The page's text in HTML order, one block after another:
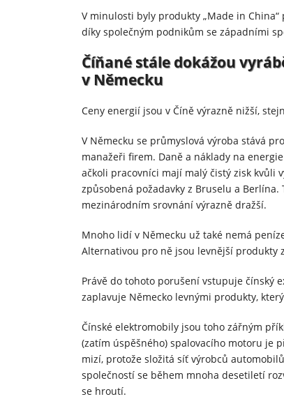
V minulosti byly produkty „Made in
díky společným podnikům se západními
Číňané stále dokážou
v Německu
Ceny energií jsou v Číně výrazně nižší,
V Německu se průmyslová výroba stává
manažeři firem. Daně a náklady na
ačkoli pracovníci mají malý čistý zisk kvůli
způsobená požadavky z Bruselu a Berlína.
mezinárodním srovnání výrazně dražší.
Mnoho lidí v Německu už také nemá
Alternativou pro ně jsou levnější produkty
Právě do tohoto porušení vstupuje čínský
zaplavuje Německo levnými produkty,
Čínské elektromobily jsou toho zářným
(zatím úspěšného) spalovacího motoru je
mizí, protože složitá síť výrobců
společností se během mnoha desetiletí
se hroutí.